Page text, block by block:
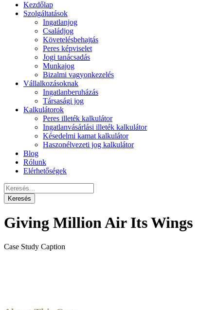
Kezdőlap
Szolgáltatások
Ingatlanjog
Családjog
Követelésbehajtás
Peres képviselet
Jogi tanácsadás
Munkajog
Bizalmi vagyonkezelés
Vállalkozásoknak
Ingatlanberuházás
Társasági jog
Kalkulátorok
Peres illeték kalkulátor
Ingatlanvásárlási illeték kalkulátor
Késedelmi kamat kalkulátor
Haszonélvezeti jog kalkulátor
Blog
Rólunk
Elérhetőségek
Giving Million Air Its Wings
Case Study Caption